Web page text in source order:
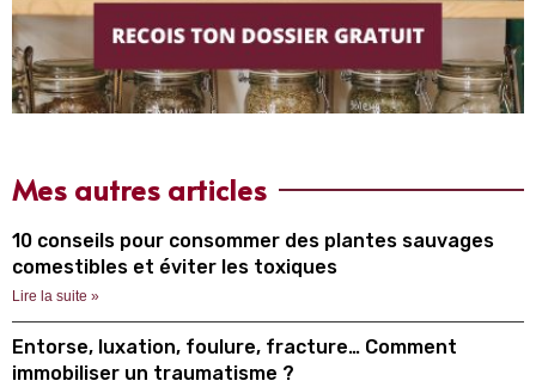
Mes autres articles
10 conseils pour consommer des plantes sauvages
comestibles et éviter les toxiques
Lire la suite »
Entorse, luxation, foulure, fracture… Comment
immobiliser un traumatisme ?